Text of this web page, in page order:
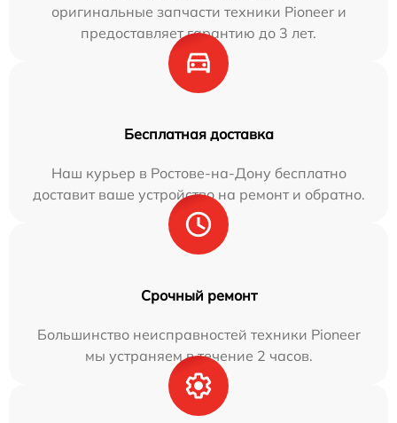
оригинальные запчасти техники Pioneer и
предоставляет гарантию до 3 лет.
Бесплатная доставка
Наш курьер в Ростове-на-Дону бесплатно
доставит ваше устройство на ремонт и обратно.
Срочный ремонт
Большинство неисправностей техники Pioneer
мы устраняем в течение 2 часов.